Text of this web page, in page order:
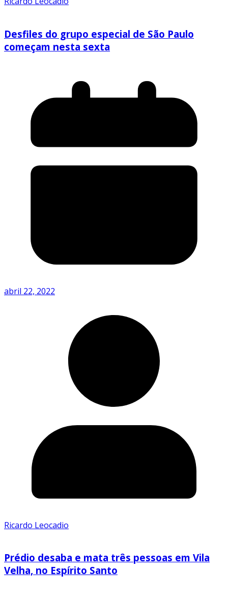
Desfiles do grupo especial de São Paulo
começam nesta sexta
abril 22, 2022
Ricardo Leocadio
Prédio desaba e mata três pessoas em Vila
Velha, no Espírito Santo